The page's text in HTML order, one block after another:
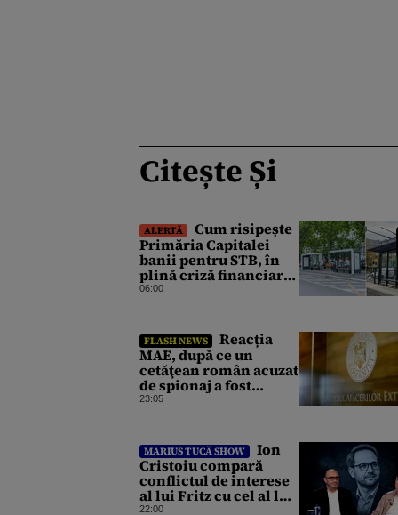
Citește Și
ALERTĂ
Cum risipește
Primăria Capitalei
banii pentru STB, în
plină criză financiară
a societății de
06:00
FLASH NEWS
Reacția
MAE, după ce un
cetăţean român acuzat
de spionaj a fost
arestat în Germania.
asasineze un
producător de drone
23:05
MARIUS TUCĂ SHOW
Ion
Cristoiu compară
conflictul de interese
al lui Fritz cu cel al lui
Iohannis: „Ghinionul
22:00